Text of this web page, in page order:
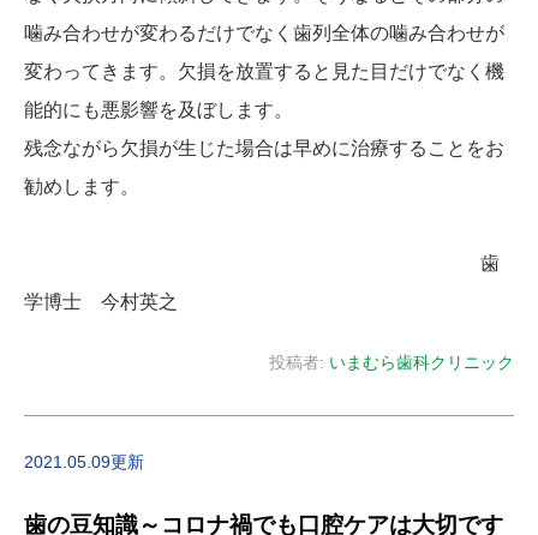
噛み合わせが変わるだけでなく歯列全体の噛み合わせが
変わってきます。欠損を放置すると見た目だけでなく機
能的にも悪影響を及ぼします。
残念ながら欠損が生じた場合は早めに治療することをお
勧めします。
歯
学博士 今村英之
投稿者: いまむら歯科クリニック
2021.05.09更新
歯の豆知識～コロナ禍でも口腔ケアは大切です